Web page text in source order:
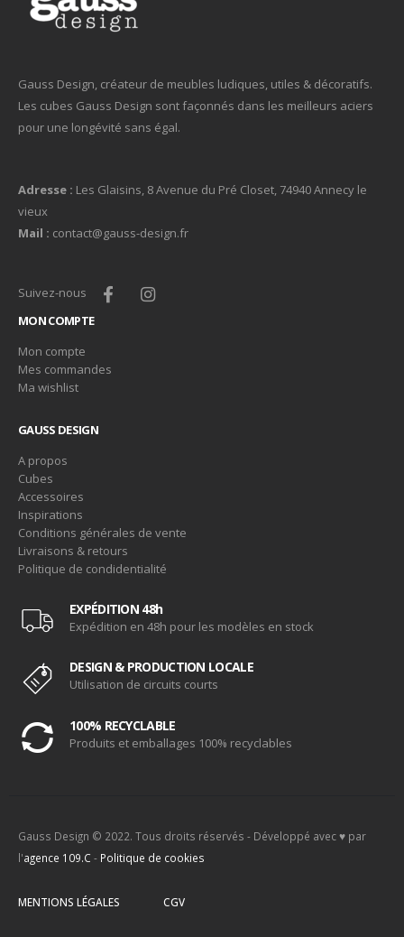
Gauss Design, créateur de meubles ludiques, utiles & décoratifs.
Les cubes Gauss Design sont façonnés dans les meilleurs aciers
pour une longévité sans égal.
Adresse : Les Glaisins, 8 Avenue du Pré Closet, 74940 Annecy le
vieux
Mail : contact@gauss-design.fr
Suivez-nous
MON COMPTE
Mon compte
Mes commandes
Ma wishlist
GAUSS DESIGN
A propos
Cubes
Accessoires
Inspirations
Conditions générales de vente
Livraisons & retours
Politique de condidentialité
EXPÉDITION 48h
Expédition en 48h pour les modèles en stock
DESIGN & PRODUCTION LOCALE
Utilisation de circuits courts
100% RECYCLABLE
Produits et emballages 100% recyclables
Gauss Design © 2022. Tous droits réservés - Développé avec ♥ par
l'agence 109.C- Politique de cookies
MENTIONS LÉGALES CGV